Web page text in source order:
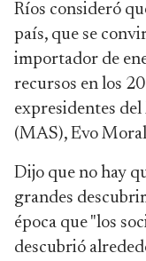
Ríos consideró
país, que se
importador de
recursos en los
expresidentes
(MAS), Evo
Dijo que no hay
grandes
época que "los
descubrió